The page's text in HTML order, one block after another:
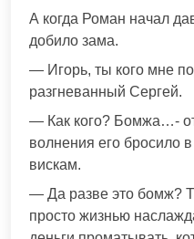
А когда Роман начал
добило зама.
— Игорь, ты кого мне
разгневанный Сергей.
— Как кого? Бомжа…-
волнения его бросило
вискам.
— Да разве это бомж?
просто жизнью